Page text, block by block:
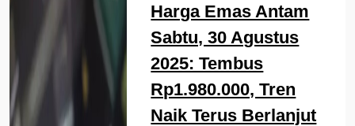
Harga Emas Antam
Sabtu, 30 Agustus
2025: Tembus
Rp1.980.000, Tren
Naik Terus Berlanjut